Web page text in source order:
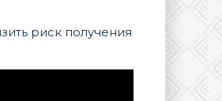
риск получения